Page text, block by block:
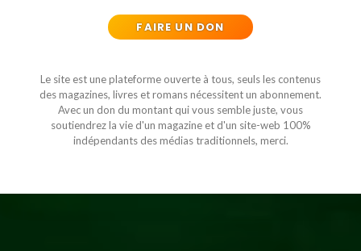
FAIRE UN DON
Le site est une plateforme ouverte à tous, seuls les contenus
des magazines, livres et romans nécessitent un abonnement.
Avec un don du montant qui vous semble juste, vous
soutiendrez la vie d'un magazine et d'un site-web 100%
indépendants des médias traditionnels, merci.